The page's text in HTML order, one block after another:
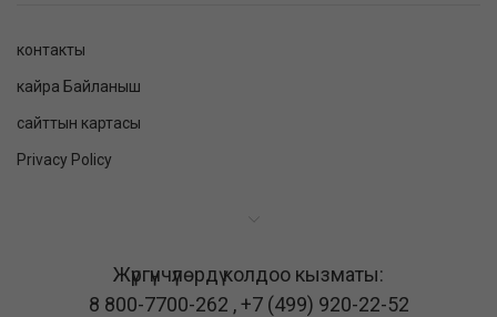
контакты
кайра Байланыш
сайттын картасы
Privacy Policy
Жүргүнчүлөрдү колдоо кызматы:
8 800-7700-262 ,+7 (499) 920-22-52